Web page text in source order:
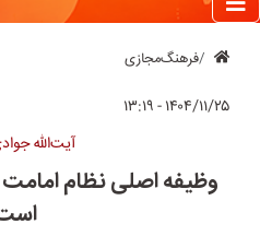
فرهنگ‌مجازی
۱۴۰۴/۱۱/۲۵ - ۱۳:۱۹
آیت‌الله
وظیفه اصلی نظام